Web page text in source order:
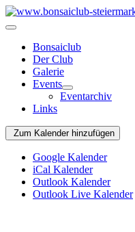
Bonsaiclub
Der Club
Galerie
Events
Eventarchiv
Links
Zum Kalender hinzufügen
Google Kalender
iCal Kalender
Outlook Kalender
Outlook Live Kalender